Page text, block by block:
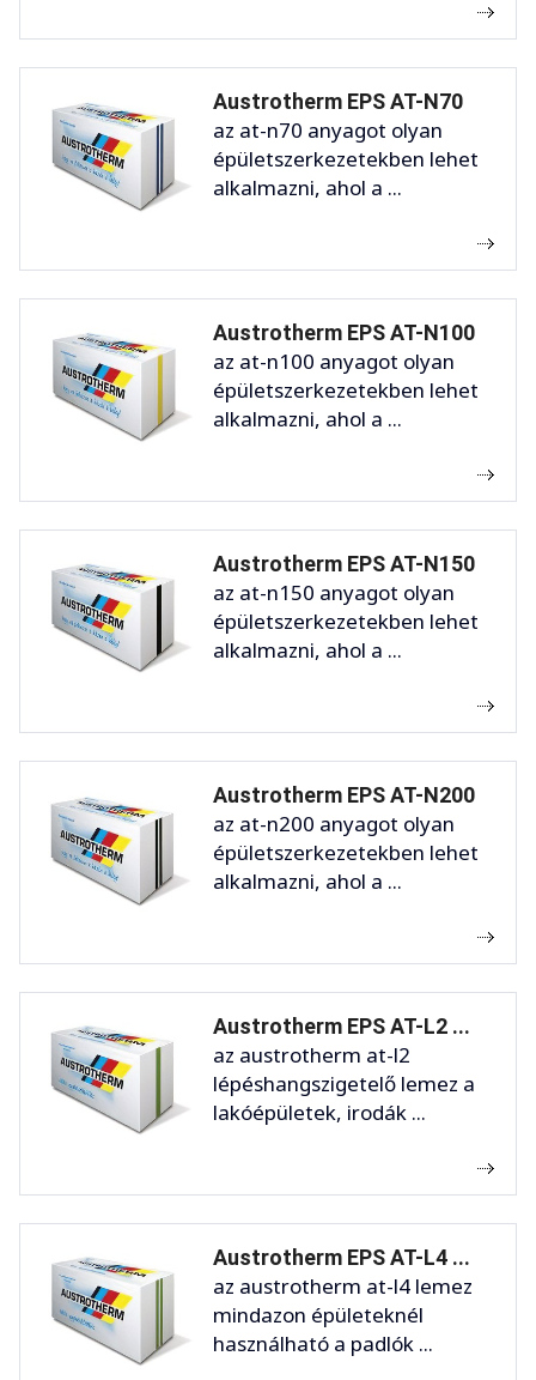
Austrotherm EPS AT-N70
az at-n70 anyagot olyan
épületszerkezetekben lehet
alkalmazni, ahol a ...
Austrotherm EPS AT-N100
az at-n100 anyagot olyan
épületszerkezetekben lehet
alkalmazni, ahol a ...
Austrotherm EPS AT-N150
az at-n150 anyagot olyan
épületszerkezetekben lehet
alkalmazni, ahol a ...
Austrotherm EPS AT-N200
az at-n200 anyagot olyan
épületszerkezetekben lehet
alkalmazni, ahol a ...
Austrotherm EPS AT-L2 ...
az austrotherm at-l2
lépéshangszigetelő lemez a
lakóépületek, irodák ...
Austrotherm EPS AT-L4 ...
az austrotherm at-l4 lemez
mindazon épületeknél
használható a padlók ...